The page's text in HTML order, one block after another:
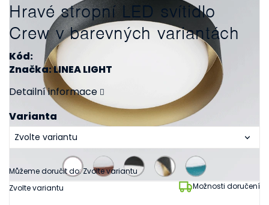
Hravé stropní LED svítidlo
Crew v barevných variantách
Kód:
Značka: LINEA LIGHT
Zvolte variantu Možnosti doručení
Varianta
Můžeme doručit do:Zvolte variantu
Detailní informace